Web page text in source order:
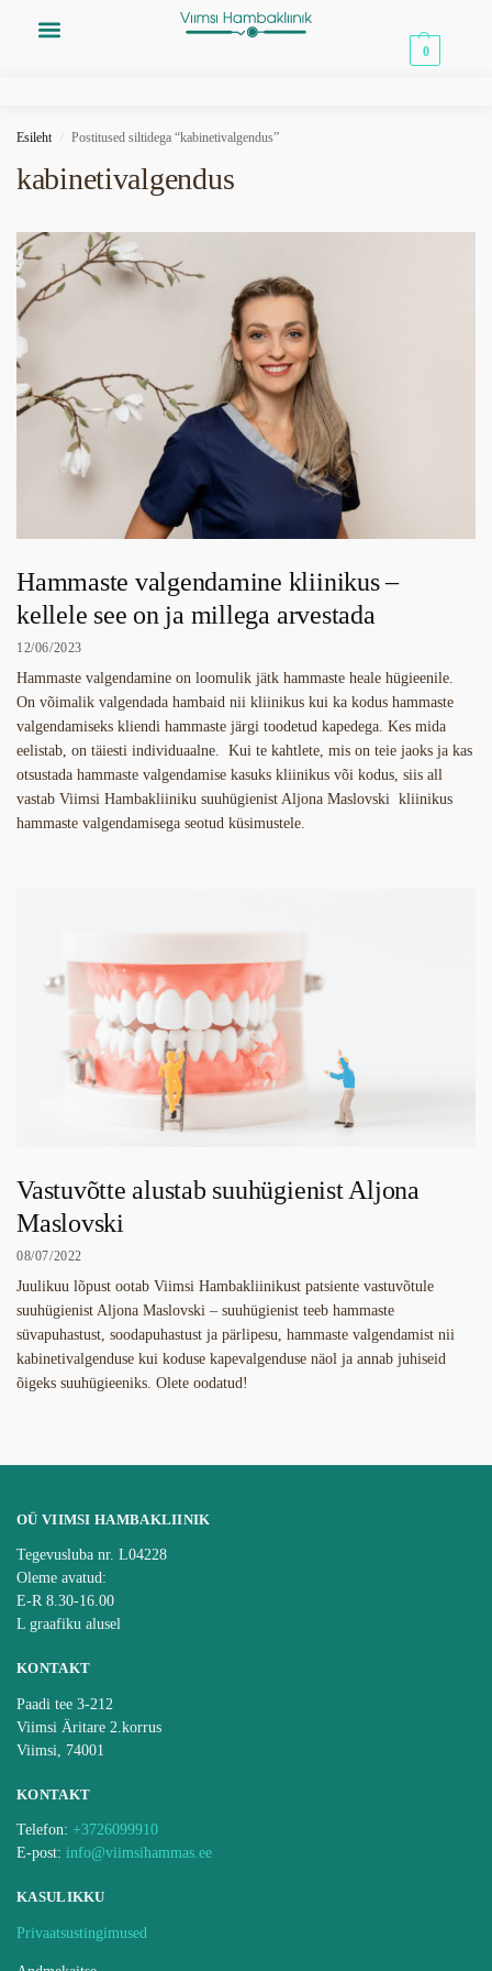
0
Esileht / Postitused siltidega “kabinetivalgendus”
kabinetivalgendus
Hammaste valgendamine kliinikus –
kellele see on ja millega arvestada
12/06/2023
Hammaste valgendamine on loomulik jätk hammaste heale hügieenile.
On võimalik valgendada hambaid nii kliinikus kui ka kodus hammaste
valgendamiseks kliendi hammaste järgi toodetud kapedega. Kes mida
eelistab, on täiesti individuaalne. Kui te kahtlete, mis on teie jaoks ja kas
otsustada hammaste valgendamise kasuks kliinikus või kodus, siis all
vastab Viimsi Hambakliiniku suuhügienist Aljona Maslovski kliinikus
hammaste valgendamisega seotud küsimustele.
Vastuvõtte alustab suuhügienist Aljona
Maslovski
08/07/2022
Juulikuu lõpust ootab Viimsi Hambakliinikust patsiente vastuvõtule
suuhügienist Aljona Maslovski – suuhügienist teeb hammaste
süvapuhastust, soodapuhastust ja pärlipesu, hammaste valgendamist nii
kabinetivalgenduse kui koduse kapevalgenduse näol ja annab juhiseid
õigeks suuhügieeniks. Olete oodatud!
OÜ VIIMSI HAMBAKLIINIK
Tegevusluba nr. L04228
Oleme avatud:
E-R 8.30-16.00
L graafiku alusel
KONTAKT
Paadi tee 3-212
Viimsi Äritare 2.korrus
Viimsi, 74001
KONTAKT
Telefon: +3726099910
E-post: info@viimsihammas.ee
KASULIKKU
Privaatsustingimused